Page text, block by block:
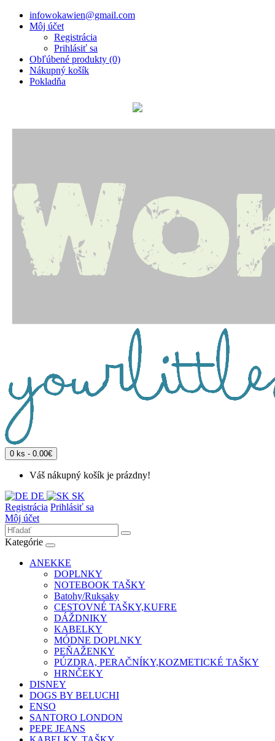
infowokawien@gmail.com
Môj účet
Registrácia
Prihlásiť sa
Obľúbené produkty (0)
Nákupný košík
Pokladňa
0 ks - 0.00€
Váš nákupný košík je prázdny!
DE
SK
Registrácia Prihlásiť sa
Môj účet
Kategórie
ANEKKE
DOPLNKY
NOTEBOOK TAŠKY
Batohy/Ruksaky
CESTOVNÉ TAŠKY,KUFRE
DÁŽDNIKY
KABELKY
MÓDNE DOPLNKY
PEŇAŽENKY
PÚZDRA, PERAČNÍKY,KOZMETICKÉ TAŠKY
HRNČEKY
DISNEY
DOGS BY BELUCHI
ENSO
SANTORO LONDON
PEPE JEANS